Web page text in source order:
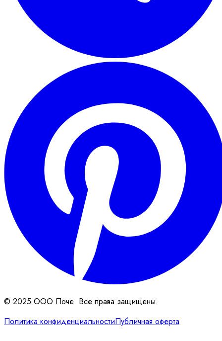
© 2025 ООО Поче. Все права защищены.
Политика конфиденциальностиПубличная оферта